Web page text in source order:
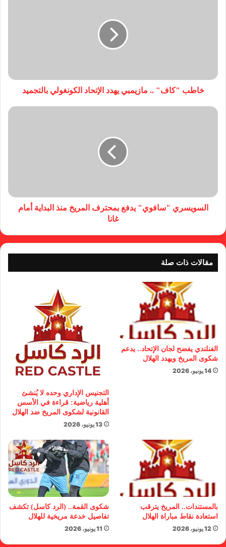
خاطب "كاف" .. مازيمبي يهدد الإتحاد الكونغولي بالتجميد
السويسري "سافوي" يدفع بمحترف المريخ منذ البداية أمام
غانا
مقالات ذات صلة
الفنلندي يفضح لجان الإتحاد.. يدعم
شكوى المريخ ويهدد الهلال
14 يونيو، 2026
التجنيس الإداري وحده لا يُنشئ
أهلية رياضية: قراءة في الأسس
القانونية لشكوى المريخ ضد الهلال
13 يونيو، 2026
بالمستندات.. المريخ يترقب
استعادة نقاط مباراة الهلال
12 يونيو، 2026
شكوى القمة.. (الرد كاسل) تكشف
تفاصيل خدعة مريخية للهلال
11 يونيو، 2026